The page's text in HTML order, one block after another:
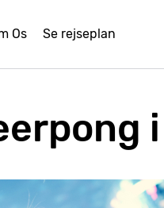
Os Se rejseplan